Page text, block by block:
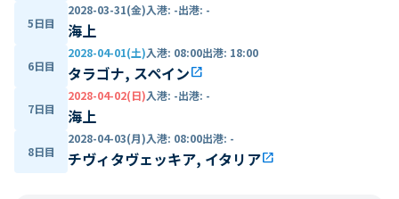
5日目
2028-03-31(金)入港: -出港: -
海上
6日目
2028-04-01(土)入港: 08:00出港: 18:00
タラゴナ, スペインopen_in_new
7日目
2028-04-02(日)入港: -出港: -
海上
8日目
2028-04-03(月)入港: 08:00出港: -
チヴィタヴェッキア, イタリアopen_in_new